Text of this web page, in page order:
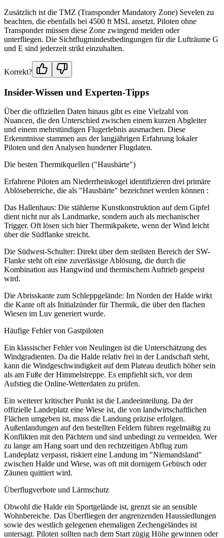
Zusätzlich ist die TMZ (Transponder Mandatory Zone) Sevelen zu
beachten, die ebenfalls bei 4500 ft MSL ansetzt. Piloten ohne
Transponder müssen diese Zone zwingend meiden oder
unterfliegen. Die Sichtflugmindestbedingungen für die Lufträume G
und E sind jederzeit strikt einzuhalten.
Korrekt?
Insider-Wissen und Experten-Tipps
Über die offiziellen Daten hinaus gibt es eine Vielzahl von
Nuancen, die den Unterschied zwischen einem kurzen Abgleiter
und einem mehrstündigen Flugerlebnis ausmachen. Diese
Erkenntnisse stammen aus der langjährigen Erfahrung lokaler
Piloten und den Analysen hunderter Flugdaten.
Die besten Thermikquellen ("Hausbärte")
Erfahrene Piloten am Niederrheinkogel identifizieren drei primäre
Ablösebereiche, die als "Hausbärte" bezeichnet werden können :
Das Hallenhaus: Die stählerne Kunstkonstruktion auf dem Gipfel
dient nicht nur als Landmarke, sondern auch als mechanischer
Trigger. Oft lösen sich hier Thermikpakete, wenn der Wind leicht
über die Südflanke streicht.
Die Südwest-Schulter: Direkt über dem steilsten Bereich der SW-
Flanke steht oft eine zuverlässige Ablösung, die durch die
Kombination aus Hangwind und thermischem Auftrieb gespeist
wird.
Die Abrisskante zum Schleppgelände: Im Norden der Halde wirkt
die Kante oft als Initialzünder für Thermik, die über den flachen
Wiesen im Luv generiert wurde.
Häufige Fehler von Gastpiloten
Ein klassischer Fehler von Neulingen ist die Unterschätzung des
Windgradienten. Da die Halde relativ frei in der Landschaft steht,
kann die Windgeschwindigkeit auf dem Plateau deutlich höher sein
als am Fuße der Himmelstreppe. Es empfiehlt sich, vor dem
Aufstieg die Online-Wetterdaten zu prüfen.
Ein weiterer kritischer Punkt ist die Landeeinteilung. Da der
offizielle Landeplatz eine Wiese ist, die von landwirtschaftlichen
Flächen umgeben ist, muss die Landung präzise erfolgen.
Außenlandungen auf den bestellten Feldern führen regelmäßig zu
Konflikten mit den Pächtern und sind unbedingt zu vermeiden. Wer
zu lange am Hang soart und den rechtzeitigen Abflug zum
Landeplatz verpasst, riskiert eine Landung im "Niemandsland"
zwischen Halde und Wiese, was oft mit dornigem Gebüsch oder
Zäunen quittiert wird.
Überflugverbote und Lärmschutz
Obwohl die Halde ein Sportgelände ist, grenzt sie an sensible
Wohnbereiche. Das Überfliegen der angrenzenden Haussiedlungen
sowie des westlich gelegenen ehemaligen Zechengeländes ist
untersagt. Piloten sollten nach dem Start zügig Höhe gewinnen oder